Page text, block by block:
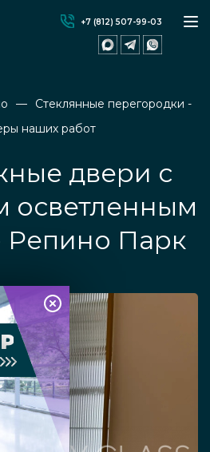
+7 (812) 507-99-03
Стеклянные перегородки -
наших работ
двери с
осветленным
Репино Парк